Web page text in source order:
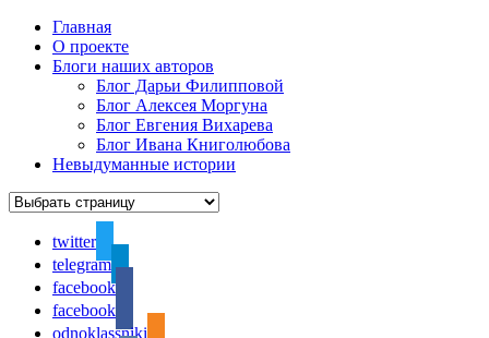
Главная
О проекте
Блоги наших авторов
Блог Дарьи Филипповой
Блог Алексея Моргуна
Блог Евгения Вихарева
Блог Ивана Книголюбова
Невыдуманные истории
twitter
telegram
facebook
facebook
odnoklassniki